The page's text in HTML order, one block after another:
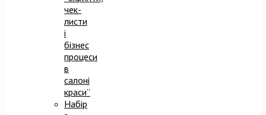
чек-
листи
і
бізнес
процеси
в
салоні
краси”
Набір